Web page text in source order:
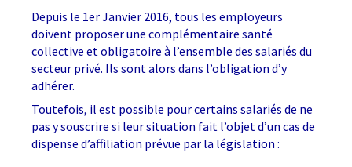
Depuis le 1er Janvier 2016, tous les employeurs
doivent proposer une complémentaire santé
collective et obligatoire à l’ensemble des salariés du
secteur privé. Ils sont alors dans l’obligation d’y
adhérer.
Toutefois, il est possible pour certains salariés de ne
pas y souscrire si leur situation fait l’objet d’un cas de
dispense d’affiliation prévue par la législation :